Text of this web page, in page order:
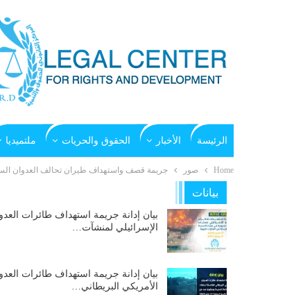
الرئيسة الأخبار الحقوق والحريات ملتميديا
Home صور جريمة قصف واستهداف طيران تحالف العدوان
بيانات
بيان إدانة جريمة استهداف طائرات العدو
الإسرائيلي لمنشآت…
بيان إدانة جريمة استهداف طائرات
الأمريكي البريطاني…